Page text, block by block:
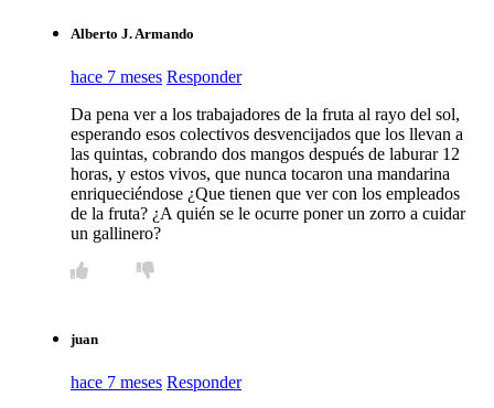
Alberto J. Armando
hace 7 meses Responder
Da pena ver a los trabajadores de la fruta al rayo del sol,
esperando esos colectivos desvencijados que los llevan a
las quintas, cobrando dos mangos después de laburar 12
horas, y estos vivos, que nunca tocaron una mandarina
enriqueciéndose ¿Que tienen que ver con los empleados
de la fruta? ¿A quién se le ocurre poner un zorro a cuidar
un gallinero?
juan
hace 7 meses Responder